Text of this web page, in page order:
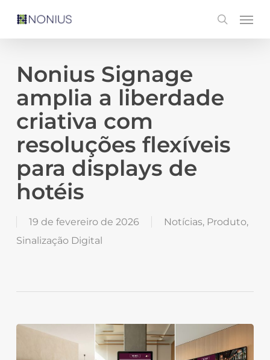
content
search
Menu
Nonius Signage
amplia a liberdade
criativa com
resoluções flexíveis
para displays de
hotéis
19 de fevereiro de 2026 Notícias, Produto,
Sinalização Digital